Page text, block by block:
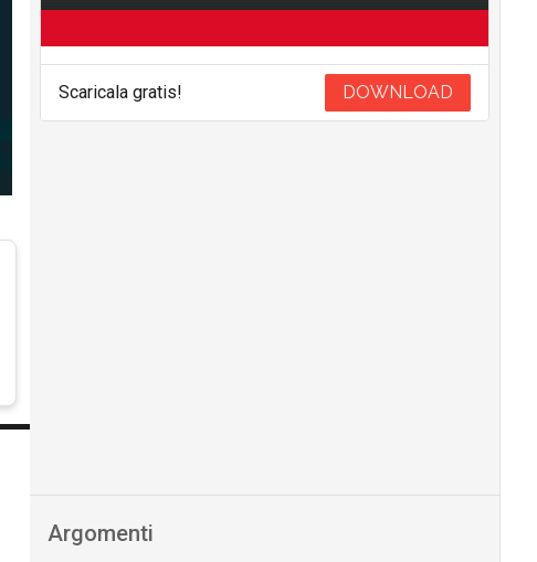
Scaricala gratis! DOWNLOAD
Argomenti